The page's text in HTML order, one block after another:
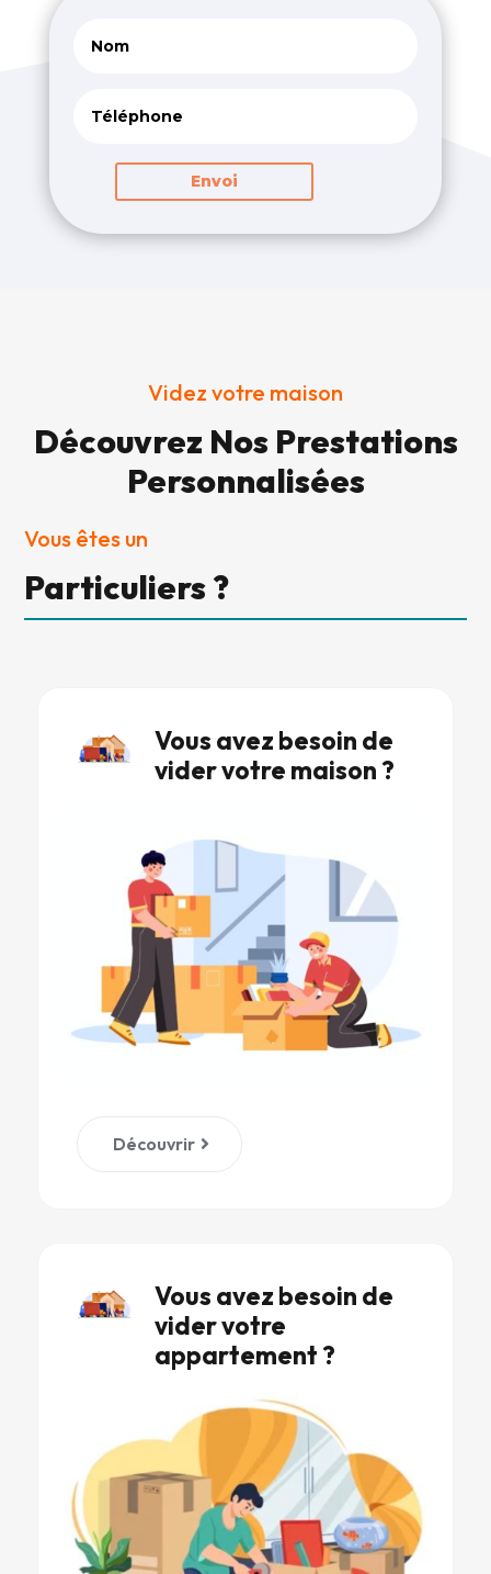
Envoi
Videz votre maison
Découvrez Nos Prestations
Personnalisées
Vous êtes un
Particuliers ?
Vous avez besoin de
vider votre maison ?
Découvrir
Vous avez besoin de
vider votre
appartement ?